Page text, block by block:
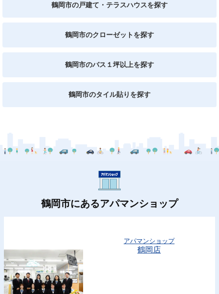
鶴岡市の戸建て・テラスハウスを探す
鶴岡市のクローゼットを探す
鶴岡市のバス１坪以上を探す
鶴岡市のタイル貼りを探す
鶴岡市にあるアパマンショップ
アパマンショップ
鶴岡店